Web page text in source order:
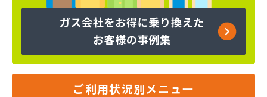
ヤマサ共和ライフ株式会社 一色営業所
ヤマサ共和ライフ株式会社 江南営業所
ヤマサ共和ライフ株式会社 三河営業所
ヤマサ共和ライフ株式会社 豊川営業所
ご利用状況別メニュー